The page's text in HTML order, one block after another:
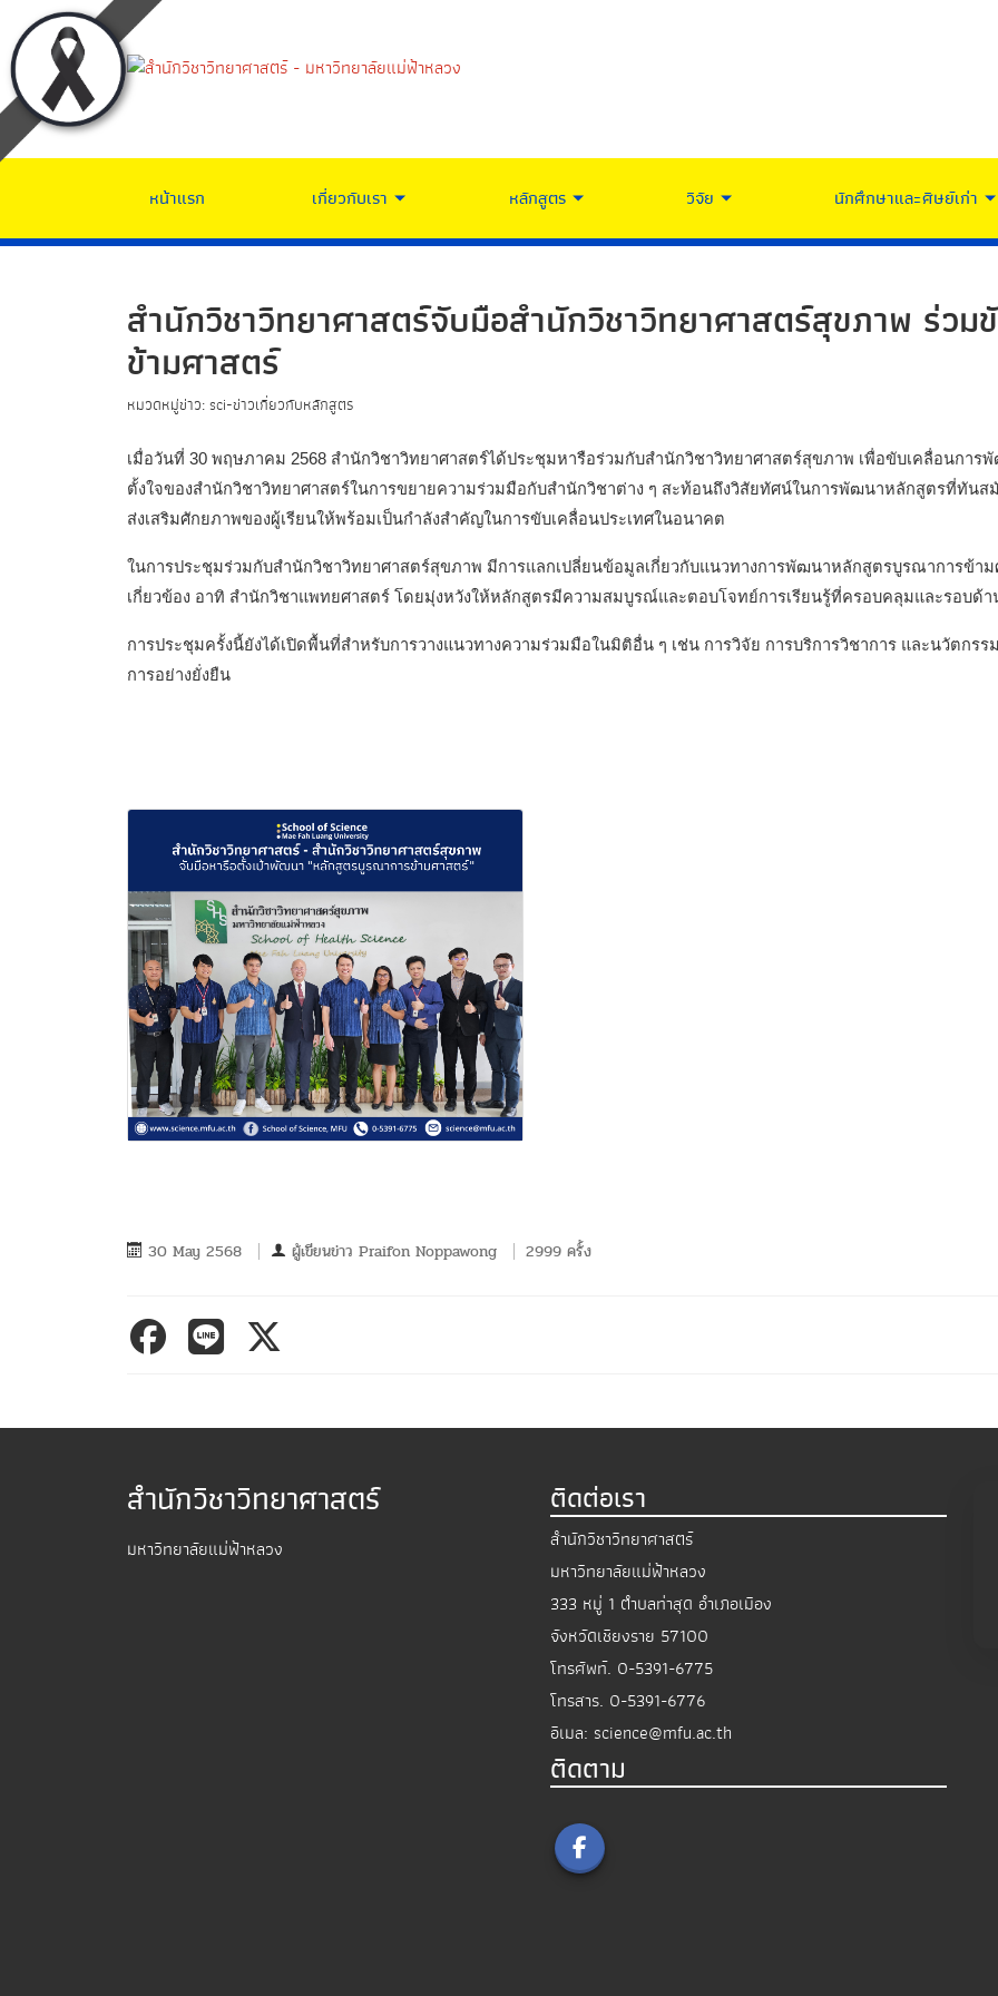
หน้าแรก เกี่ยวกับเรา หลักสูตร วิจัย นักศึกษาและศิษย์เก่า
สำนักวิชาวิทยาศาสตร์จับมือสำนักวิชาวิทยาศาสตร์สุขภาพ ร่ว
ข้ามศาสตร์
หมวดหมู่ข่าว: sci-ข่าวเกี่ยวกับหลักสูตร
เมื่อวันที่ 30 พฤษภาคม 2568 สำนักวิชาวิทยาศาสตร์ได้ประชุมหารือร่วมกับสำนักวิชาวิทยาศาสตร์สุขภาพ เพื่อขับเคลื่อนการ
ตั้งใจของสำนักวิชาวิทยาศาสตร์ในการขยายความร่วมมือกับสำนักวิชาต่าง ๆ สะท้อนถึงวิสัยทัศน์ในการพัฒนาหลักสูตรที่ทันส
ส่งเสริมศักยภาพของผู้เรียนให้พร้อมเป็นกำลังสำคัญในการขับเคลื่อนประเทศในอนาคต
ในการประชุมร่วมกับสำนักวิชาวิทยาศาสตร์สุขภาพ มีการแลกเปลี่ยนข้อมูลเกี่ยวกับแนวทางการพัฒนาหลักสูตรบูรณาการข้า
เกี่ยวข้อง อาทิ สำนักวิชาแพทยศาสตร์ โดยมุ่งหวังให้หลักสูตรมีความสมบูรณ์และตอบโจทย์การเรียนรู้ที่ครอบคลุมและรอบด้
การประชุมครั้งนี้ยังได้เปิดพื้นที่สำหรับการวางแนวทางความร่วมมือในมิติอื่น ๆ เช่น การวิจัย การบริการวิชาการ และนวัตกร
การอย่างยั่งยืน
30 May 2568 ผู้เขียนข่าว Praifon Noppawong 2999 ครั้ง
สำนักวิชาวิทยาศาสตร์
มหาวิทยาลัยแม่ฟ้าหลวง
ติดต่อเรา
สำนักวิชาวิทยาศาสตร์
มหาวิทยาลัยแม่ฟ้าหลวง
333 หมู่ 1 ตำบลท่าสุด อำเภอเมือง
จังหวัดเชียงราย 57100
โทรศัพท์. 0-5391-6775
โทรสาร. 0-5391-6776
อีเมล: science@mfu.ac.th
ติดตาม